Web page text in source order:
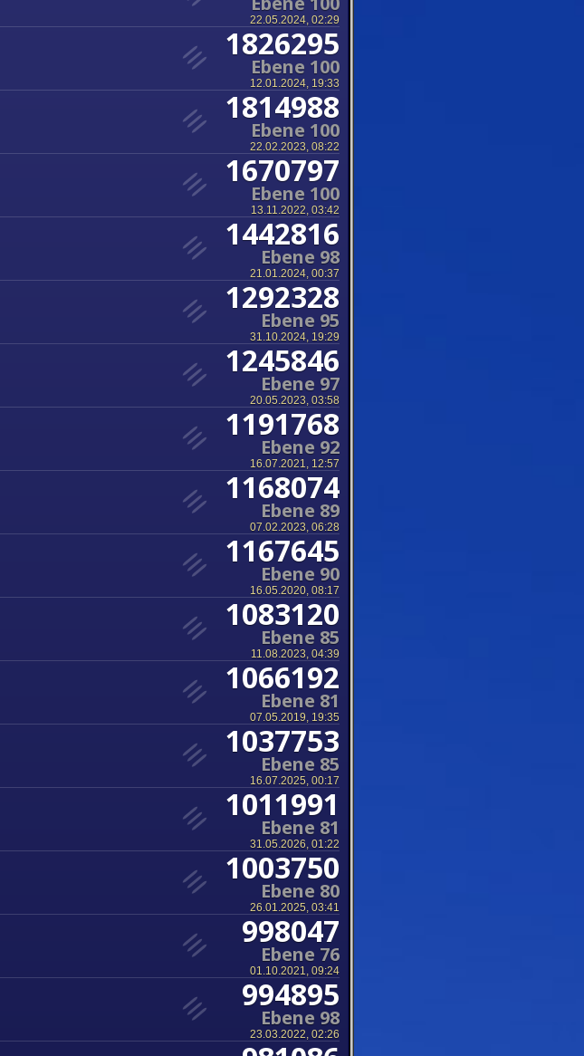
22.05.2024, 02:29
1826295
Ebene 100
12.01.2024, 19:33
1814988
Ebene 100
22.02.2023, 08:22
1670797
Ebene 100
13.11.2022, 03:42
1442816
Ebene 98
21.01.2024, 00:37
1292328
Ebene 95
31.10.2024, 19:29
1245846
Ebene 97
20.05.2023, 03:58
1191768
Ebene 92
16.07.2021, 12:57
1168074
Ebene 89
07.02.2023, 06:28
1167645
Ebene 90
16.05.2020, 08:17
1083120
Ebene 85
11.08.2023, 04:39
1066192
Ebene 81
07.05.2019, 19:35
1037753
Ebene 85
16.07.2025, 00:17
1011991
Ebene 81
31.05.2026, 01:22
1003750
Ebene 80
26.01.2025, 03:41
998047
Ebene 76
01.10.2021, 09:24
994895
Ebene 98
23.03.2022, 02:26